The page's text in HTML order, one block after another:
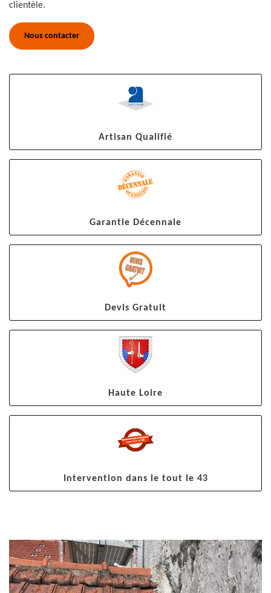
clientèle.
Nous contacter
Artisan Qualifié
Garantie Décennale
Devis Gratuit
Haute Loire
Intervention dans le tout le 43